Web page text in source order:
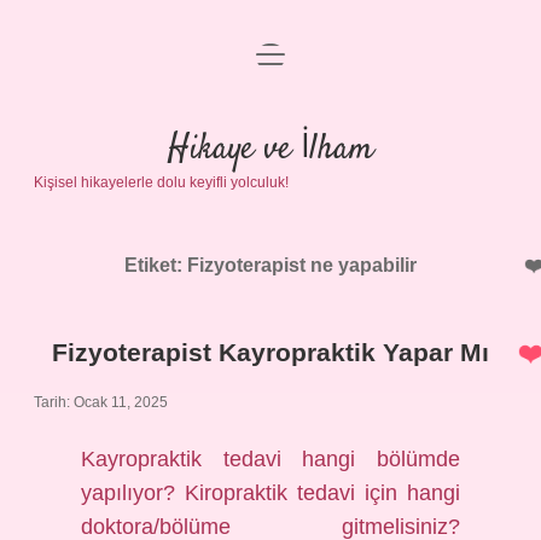
Anasayfa
Gizlilik Politikası
Yasal Uyarı
menüyü
Hikaye ve İlham
Kişisel hikayelerle dolu keyifli yolculuk!
Etiket: Fizyoterapist ne yapabilir
Fizyoterapist Kayropraktik Yapar Mı
Tarih: Ocak 11, 2025
Kayropraktik tedavi hangi bölümde
yapılıyor? Kiropraktik tedavi için hangi
doktora/bölüme gitmelisiniz?